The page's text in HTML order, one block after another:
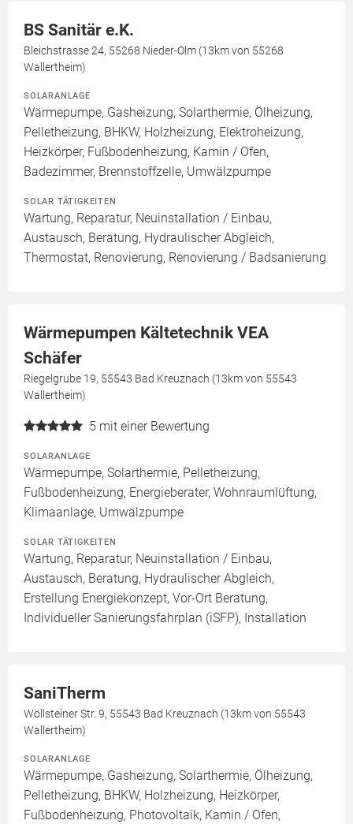
BS Sanitär e.K.
Bleichstrasse 24, 55268 Nieder-Olm (13km von 55268
Wallertheim)
SOLARANLAGE
Wärmepumpe, Gasheizung, Solarthermie, Ölheizung,
Pelletheizung, BHKW, Holzheizung, Elektroheizung,
Heizkörper, Fußbodenheizung, Kamin / Ofen,
Badezimmer, Brennstoffzelle, Umwälzpumpe
SOLAR TÄTIGKEITEN
Wartung, Reparatur, Neuinstallation / Einbau,
Austausch, Beratung, Hydraulischer Abgleich,
Thermostat, Renovierung, Renovierung / Badsanierung
Wärmepumpen Kältetechnik VEA
Schäfer
Riegelgrube 19, 55543 Bad Kreuznach (13km von 55543
Wallertheim)
5 mit einer Bewertung
SOLARANLAGE
Wärmepumpe, Solarthermie, Pelletheizung,
Fußbodenheizung, Energieberater, Wohnraumlüftung,
Klimaanlage, Umwälzpumpe
SOLAR TÄTIGKEITEN
Wartung, Reparatur, Neuinstallation / Einbau,
Austausch, Beratung, Hydraulischer Abgleich,
Erstellung Energiekonzept, Vor-Ort Beratung,
Individueller Sanierungsfahrplan (iSFP), Installation
SaniTherm
Wöllsteiner Str. 9, 55543 Bad Kreuznach (13km von 55543
Wallertheim)
SOLARANLAGE
Wärmepumpe, Gasheizung, Solarthermie, Ölheizung,
Pelletheizung, BHKW, Holzheizung, Heizkörper,
Fußbodenheizung, Photovoltaik, Kamin / Ofen,